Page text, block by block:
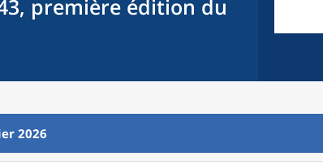
première édition du
2026